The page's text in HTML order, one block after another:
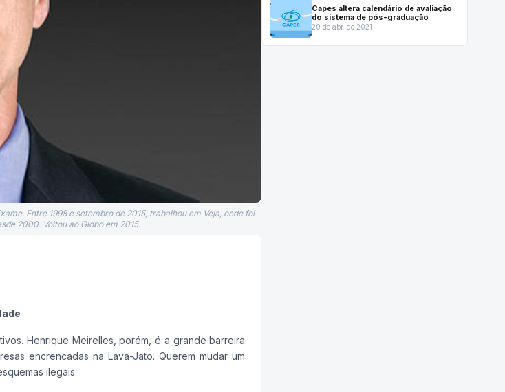
Entre 1998 e setembro de 2015, trabalhou em Veja, onde foi
2000. Voltou ao Globo em 2015.
Henrique Meirelles, porém, é a grande barreira
encrencadas na Lava-Jato. Querem mudar um
ilegais.
Capes altera calendário de avaliação
do sistema de pós-graduação
20 de abr. de 2021